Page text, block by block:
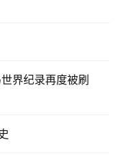
界纪录再度被刷